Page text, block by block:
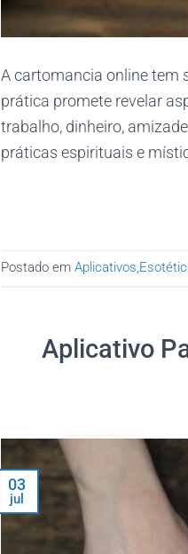
A cartomancia online tem
prática promete revelar
trabalho, dinheiro,
práticas espirituais e
Postado em Aplicativos,
Aplicativo
03
jul